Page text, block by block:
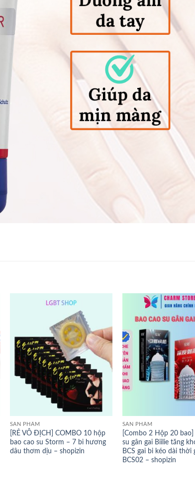
SẢN PHẨM
[RẺ VÔ ĐỊCH] COMBO 10 hộp
bao cao su Storm – 7 bi hương
dâu thơm dịu – shopizin
SẢN PHẨM
[Combo 2 Hộp 20 bao]
su gân gai Biilie tăng
BCS gai bi kéo dài thời
BCS02 – shopizin